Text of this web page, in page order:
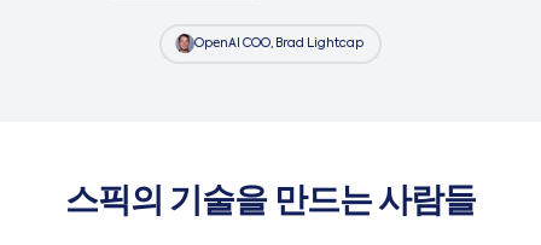
OpenAI COO, Brad Lightcap
스픽의 기술을 만드는 사람들